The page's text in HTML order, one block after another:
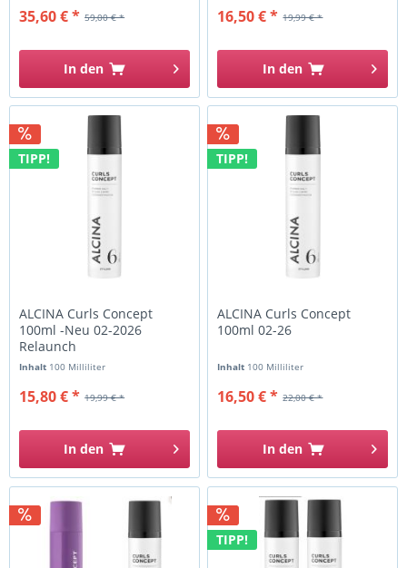
59,00 € *
35,60 € *
In den
19,99 € *
16,50 € *
In den
TIPP!
ALCINA Curls Concept
100ml -Neu 02-2026
Relaunch
Inhalt 100 Milliliter
19,99 € *
15,80 € *
In den
TIPP!
ALCINA Curls Concept
100ml 02-26
Inhalt 100 Milliliter
22,00 € *
16,50 € *
In den
TIPP!